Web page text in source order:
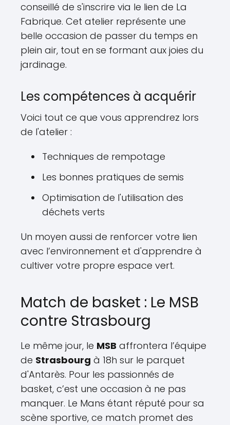
conseillé de s'inscrire via le lien de La
Fabrique. Cet atelier représente une
belle occasion de passer du temps en
plein air, tout en se formant aux joies du
jardinage.
Les compétences à acquérir
Voici tout ce que vous apprendrez lors
de l'atelier :
Techniques de rempotage
Les bonnes pratiques de semis
Optimisation de l'utilisation des
déchets verts
Un moyen aussi de renforcer votre lien
avec l’environnement et d'apprendre à
cultiver votre propre espace vert.
Match de basket : Le MSB
contre Strasbourg
Le même jour, le MSB affrontera l’équipe
de Strasbourg à 18h sur le parquet
d'Antarès. Pour les passionnés de
basket, c’est une occasion à ne pas
manquer. Le Mans étant réputé pour sa
scène sportive, ce match promet des